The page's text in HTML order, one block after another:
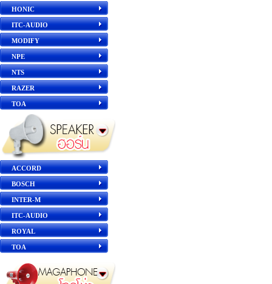
HONIC
ITC-AUDIO
MODIFY
NPE
NTS
RAZER
TOA
ACCORD
BOSCH
INTER-M
ITC-AUDIO
ROYAL
TOA